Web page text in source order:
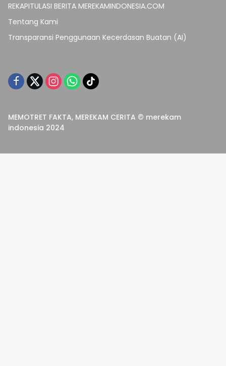
REKAPITULASI BERITA MEREKAMINDONESIA.COM
Tentang Kami
Transparansi Penggunaan Kecerdasan Buatan (AI)
MEMOTRET FAKTA, MEREKAM CERITA © merekam
indonesia 2024